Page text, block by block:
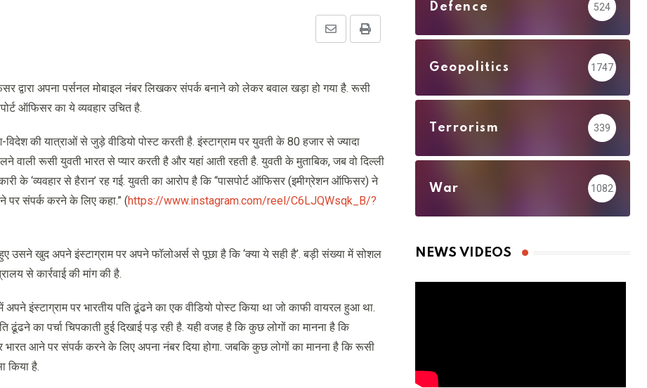
Print
Share
द्वारा अपना पर्सनल मोबाइल नंबर लिखकर संपर्क बनाने को लेकर बवाल खड़ा हो गया है. रूसी
ऑफिसर का ये व्यवहार उचित है.
की यात्राओं से जुड़े वीडियो पोस्ट करती है. इंस्टाग्राम पर युवती के 80 हजार से ज्यादा
वाली रूसी युवती भारत से प्यार करती है और यहां आती रहती है. युवती के मुताबिक, जब वो दिल्ली
के ‘व्यवहार से हैरान’ रह गई. युवती का आरोप है कि “पासपोर्ट ऑफिसर (इमीग्रेशन ऑफिसर) ने
पर संपर्क करने के लिए कहा.” (https://www.instagram.com/reel/C6LJQWsqk_B/?
उसने खुद अपने इंस्टाग्राम पर अपने फॉलोअर्स से पूछा है कि ‘क्या ये सही है’. बड़ी संख्या में सोशल
से कार्रवाई की मांग की है.
इंस्टाग्राम पर भारतीय पति ढूंढने का एक वीडियो पोस्ट किया था जो काफी वायरल हुआ था.
का पर्चा चिपकाती हुई दिखाई पड़ रही है. यही वजह है कि कुछ लोगों का मानना है कि
भारत आने पर संपर्क करने के लिए अपना नंबर दिया होगा. जबकि कुछ लोगों का मानना है कि रूसी
किया है.
Defence 524
Geopolitics 1747
Terrorism 339
War 1082
NEWS VIDEOS